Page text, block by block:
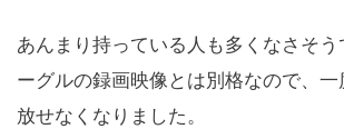
あんまり持っている人も多くなさそ
ーグルの録画映像とは別格なので、
放せなくなりました。